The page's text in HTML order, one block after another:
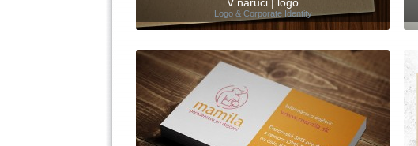
Logo & Corporate Identity